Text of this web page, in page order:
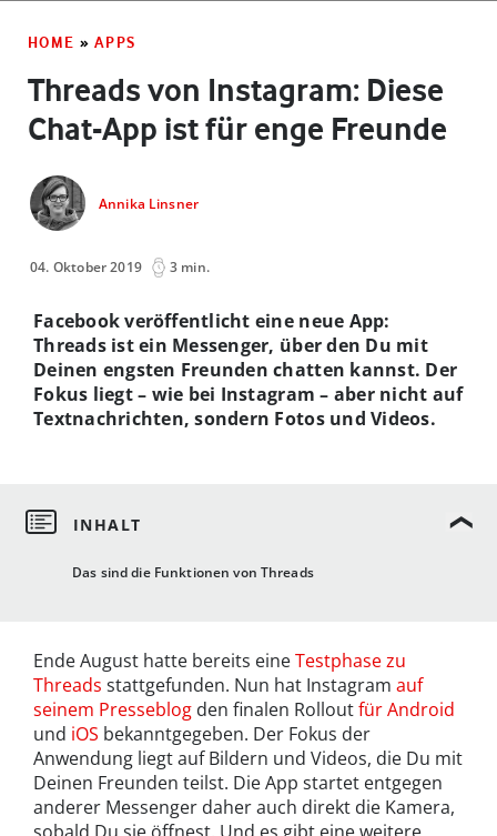
HOME » APPS
Threads von Instagram: Diese
Chat-App ist für enge Freunde
Annika Linsner
04. Oktober 2019 3 min.
Das sind die Funktionen von Threads
Facebook veröffentlicht eine neue App:
Threads ist ein Messenger, über den Du mit
Deinen engsten Freunden chatten kannst. Der
Fokus liegt – wie bei Instagram – aber nicht auf
Textnachrichten, sondern Fotos und Videos.
Ende August hatte bereits eineTestphase zu
Threads stattgefunden. Nun hat Instagram auf
seinem Presseblog den finalen Rolloutfür Android
und iOS bekanntgegeben. Der Fokus der
Anwendung liegt auf Bildern und Videos, die Du mit
Deinen Freunden teilst. Die App startet entgegen
anderer Messenger daher auch direkt die Kamera,